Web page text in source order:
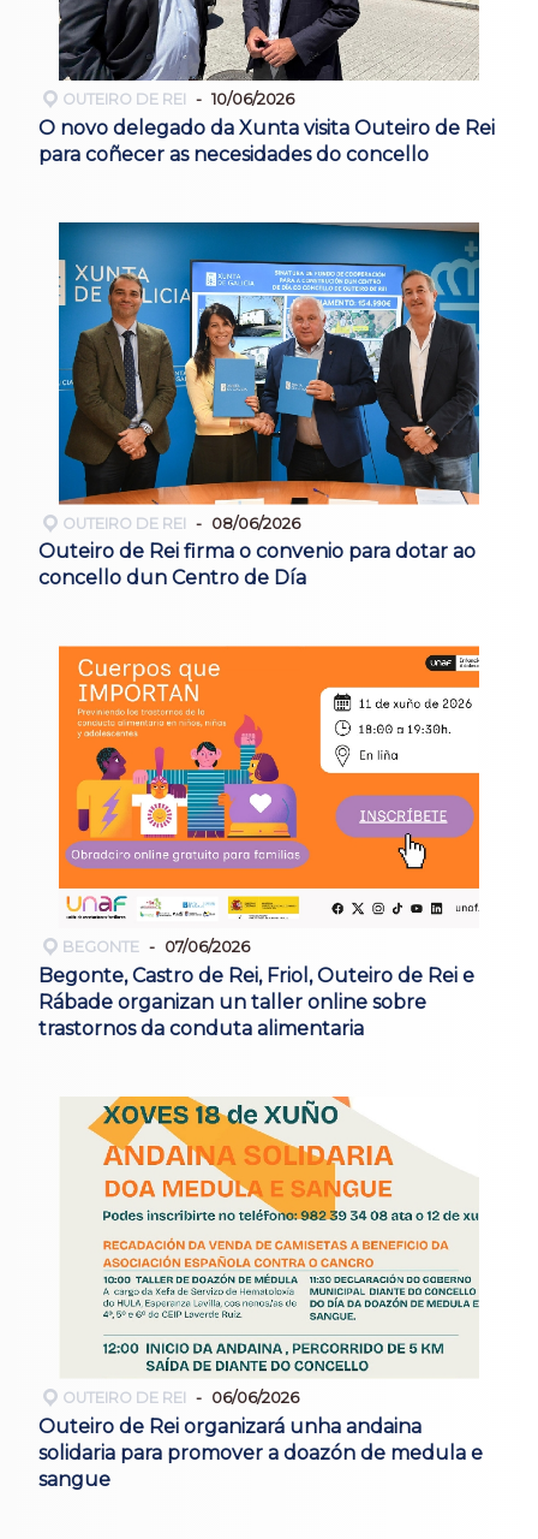
OUTEIRO DE REI 10/06/2026
O novo delegado da Xunta visita Outeiro de Rei
para coñecer as necesidades do concello
OUTEIRO DE REI 08/06/2026
Outeiro de Rei firma o convenio para dotar ao
concello dun Centro de Día
BEGONTE 07/06/2026
Begonte, Castro de Rei, Friol, Outeiro de Rei e
Rábade organizan un taller online sobre
trastornos da conduta alimentaria
OUTEIRO DE REI 06/06/2026
Outeiro de Rei organizará unha andaina
solidaria para promover a doazón de medula e
sangue